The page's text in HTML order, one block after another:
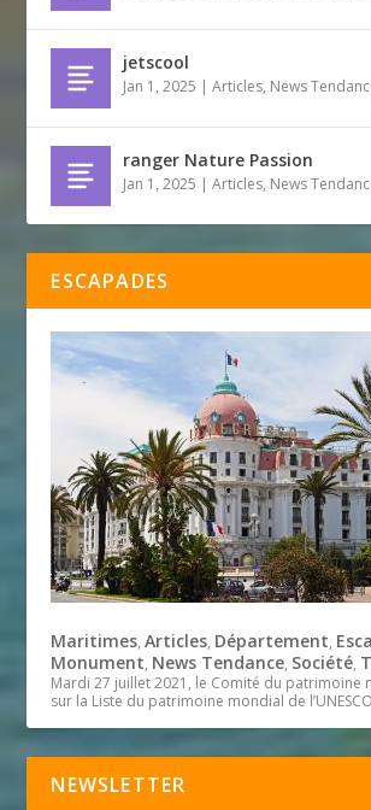
jetscool
Jan 1, 2025 |Articles, News
ranger Nature Passion
Jan 1, 2025 |Articles, News
ESCAPADES
Maritimes,Articles, Département,
Monument, News Tendance, Société,
Mardi 27 juillet 2021, le Comité du patrimoine
sur la Liste du patrimoine mondial de l’UNESCO
NEWSLETTER